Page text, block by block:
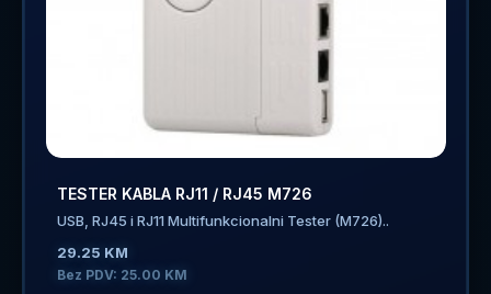
TESTER KABLA RJ11 / RJ45 M726
USB, RJ45 i RJ11 Multifunkcionalni Tester (M726)..
29.25 KM
Bez PDV: 25.00 KM